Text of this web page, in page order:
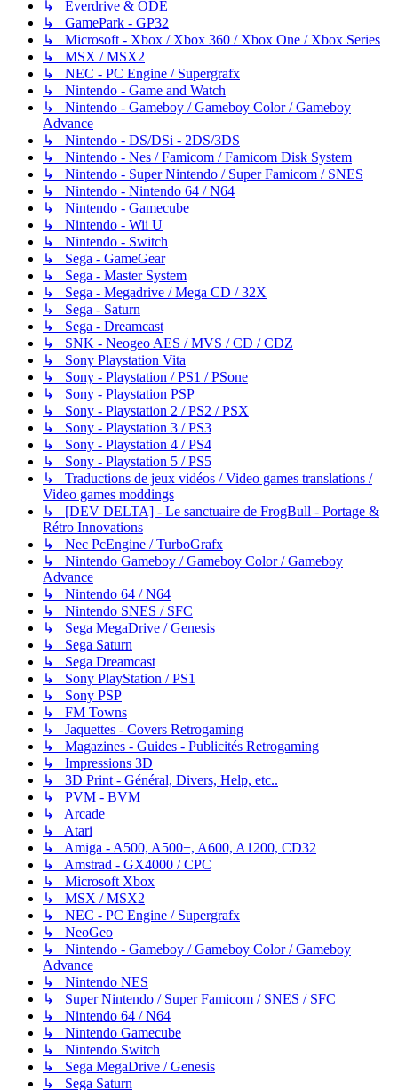
↳ Everdrive & ODE
↳ GamePark - GP32
↳ Microsoft - Xbox / Xbox 360 / Xbox One / Xbox Series
↳ MSX / MSX2
↳ NEC - PC Engine / Supergrafx
↳ Nintendo - Game and Watch
↳ Nintendo - Gameboy / Gameboy Color / Gameboy
Advance
↳ Nintendo - DS/DSi - 2DS/3DS
↳ Nintendo - Nes / Famicom / Famicom Disk System
↳ Nintendo - Super Nintendo / Super Famicom / SNES
↳ Nintendo - Nintendo 64 / N64
↳ Nintendo - Gamecube
↳ Nintendo - Wii U
↳ Nintendo - Switch
↳ Sega - GameGear
↳ Sega - Master System
↳ Sega - Megadrive / Mega CD / 32X
↳ Sega - Saturn
↳ Sega - Dreamcast
↳ SNK - Neogeo AES / MVS / CD / CDZ
↳ Sony Playstation Vita
↳ Sony - Playstation / PS1 / PSone
↳ Sony - Playstation PSP
↳ Sony - Playstation 2 / PS2 / PSX
↳ Sony - Playstation 3 / PS3
↳ Sony - Playstation 4 / PS4
↳ Sony - Playstation 5 / PS5
↳ Traductions de jeux vidéos / Video games translations /
Video games moddings
↳ [DEV DELTA] - Le sanctuaire de FrogBull - Portage &
Rétro Innovations
↳ Nec PcEngine / TurboGrafx
↳ Nintendo Gameboy / Gameboy Color / Gameboy
Advance
↳ Nintendo 64 / N64
↳ Nintendo SNES / SFC
↳ Sega MegaDrive / Genesis
↳ Sega Saturn
↳ Sega Dreamcast
↳ Sony PlayStation / PS1
↳ Sony PSP
↳ FM Towns
↳ Jaquettes - Covers Retrogaming
↳ Magazines - Guides - Publicités Retrogaming
↳ Impressions 3D
↳ 3D Print - Général, Divers, Help, etc..
↳ PVM - BVM
↳ Arcade
↳ Atari
↳ Amiga - A500, A500+, A600, A1200, CD32
↳ Amstrad - GX4000 / CPC
↳ Microsoft Xbox
↳ MSX / MSX2
↳ NEC - PC Engine / Supergrafx
↳ NeoGeo
↳ Nintendo - Gameboy / Gameboy Color / Gameboy
Advance
↳ Nintendo NES
↳ Super Nintendo / Super Famicom / SNES / SFC
↳ Nintendo 64 / N64
↳ Nintendo Gamecube
↳ Nintendo Switch
↳ Sega MegaDrive / Genesis
↳ Sega Saturn